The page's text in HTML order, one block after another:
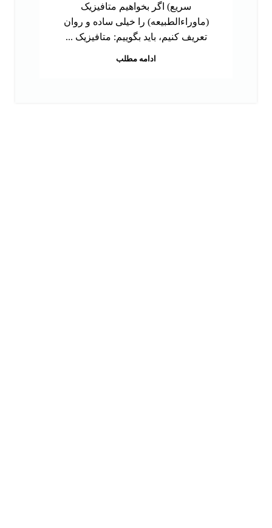
سریع) اگر بخواهیم متافیزیک
(ماوراءالطبیعه) را خیلی ساده و روان
تعریف کنیم، باید بگوییم: متافیزیک ...
ادامه مطلب